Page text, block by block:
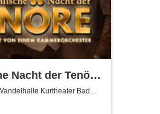
Nacht der Tenöre
- Live und ohne
Verstärkung
Kurtheater Bad